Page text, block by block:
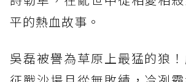
平的熱血故事。
吳磊被譽為草原上最猛的狼